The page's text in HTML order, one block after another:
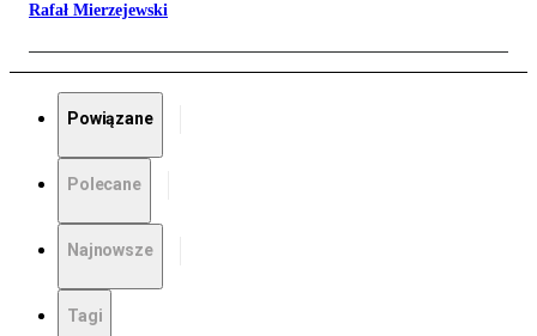
Rafał Mierzejewski
Powiązane
Polecane
Najnowsze
Tagi